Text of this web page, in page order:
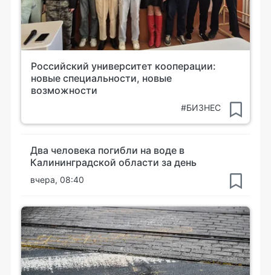
Российский университет кооперации:
новые специальности, новые
возможности
#БИЗНЕС
Два человека погибли на воде в
Калининградской области за день
вчера, 08:40